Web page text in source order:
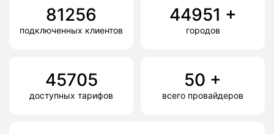
81256
подключенных клиентов
44951 +
городов
45705
доступных тарифов
50 +
всего провайдеров